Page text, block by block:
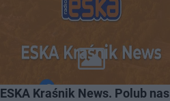
ESKA Kraśnik News. Polub nas